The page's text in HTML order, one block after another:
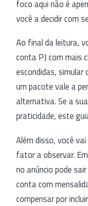
foco aqui não é
você a decidir com
Ao final da leitura,
conta PJ com mais
escondidas, simular
um pacote vale a
alternativa. Se a
praticidade, este
Além disso, você
fator a observar.
no anúncio pode
conta com
compensar por